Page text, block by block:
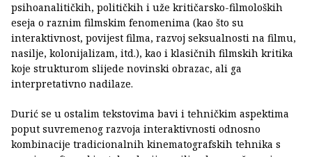
psihoanalitičkih, političkih i uže kritičarsko-filmoloških
eseja o raznim filmskim fenomenima (kao što su
interaktivnost, povijest filma, razvoj seksualnosti na filmu,
nasilje, kolonijalizam, itd.), kao i klasičnih filmskih kritika
koje strukturom slijede novinski obrazac, ali ga
interpretativno nadilaze.
Durić se u ostalim tekstovima bavi i tehničkim aspektima
poput suvremenog razvoja interaktivnosti odnosno
kombinacije tradicionalnih kinematografskih tehnika s